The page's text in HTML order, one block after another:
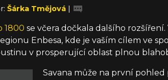
Šárka Tmějová |
1800 se včera dočkala dalšího rozšíření.
Enbesa, kde je vaším cílem ve
v prosperující oblast plnou
Savana může na první pohled